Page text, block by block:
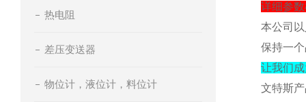
详细参
本公司
保持一
让我们
文特斯
热电阻
差压变送器
物位计，液位计，料位计